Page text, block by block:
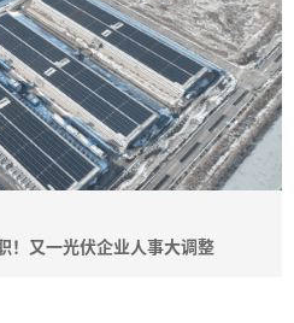
！又一光伏企业人事大调整